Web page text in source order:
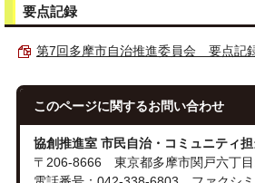
要点記録
第7回多摩市自治推進委員会 要点記
このページに関するお問い合わせ
協創推進室 市民自治・コミュニティ
〒206-8666 東京都多摩市関戸六丁